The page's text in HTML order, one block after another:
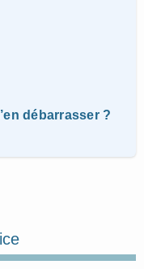
débarrasser ?